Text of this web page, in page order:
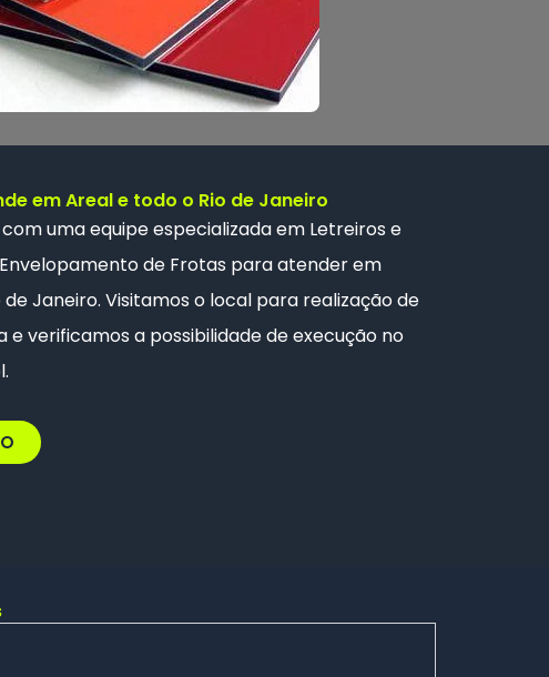
em Areal e todo o Rio de Janeiro
com umaequipe especializadaem Letreiros e
Envelopamento de Frotas para atender em
Janeiro. Visitamos o local para realização de
e verificamos a possibilidade de execução no